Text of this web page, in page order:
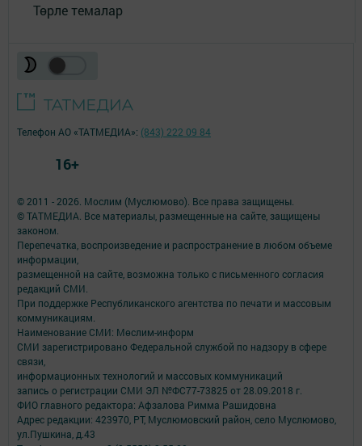
Төрле темалар
© 2011 - 2026. Мослим (Муслюмово). Все права защищены.
© ТАТМЕДИА. Все материалы, размещенные на сайте, защищены
законом.
Перепечатка, воспроизведение и распространение в любом объеме
информации,
размещенной на сайте, возможна только с письменного согласия
редакций СМИ.
При поддержке Республиканского агентства по печати и массовым
коммуникациям.
Наименование СМИ: Мөслим-информ
СМИ зарегистрировано Федеральной службой по надзору в сфере
связи,
информационных технологий и массовых коммуникаций
запись о регистрации СМИ ЭЛ №ФС77-73825 от 28.09.2018 г.
ФИО главного редактора: Афзалова Римма Рашидовна
Адрес редакции: 423970, РТ, Муслюмовский район, село Муслюмово,
ул.Пушкина, д.43
Телефон АО «ТАТМЕДИА»: (843) 222 09 84
16+